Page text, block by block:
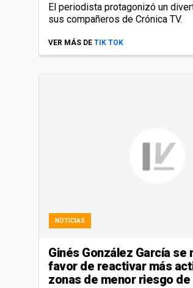
El periodista protagonizó un
sus compañeros de Crónica TV.
VER MÁS DE TIK TOK
NOTICIAS
Ginés González García se
favor de reactivar más
zonas de menor riesgo de